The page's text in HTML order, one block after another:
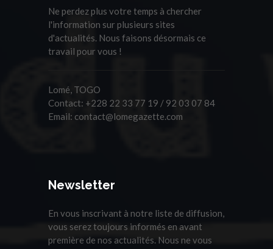
Ne perdez plus votre temps à chercher
l'information sur plusieurs sites
d'actualités. Nous faisons désormais ce
travail pour vous !
Lomé, TOGO
Contact: +228 22 33 77 19 / 92 03 07 84
Email: contact@lomegazette.com
Newsletter
En vous inscrivant à notre liste de diffusion,
vous serez toujours informés en avant
première de nos actualités. Nous ne vous